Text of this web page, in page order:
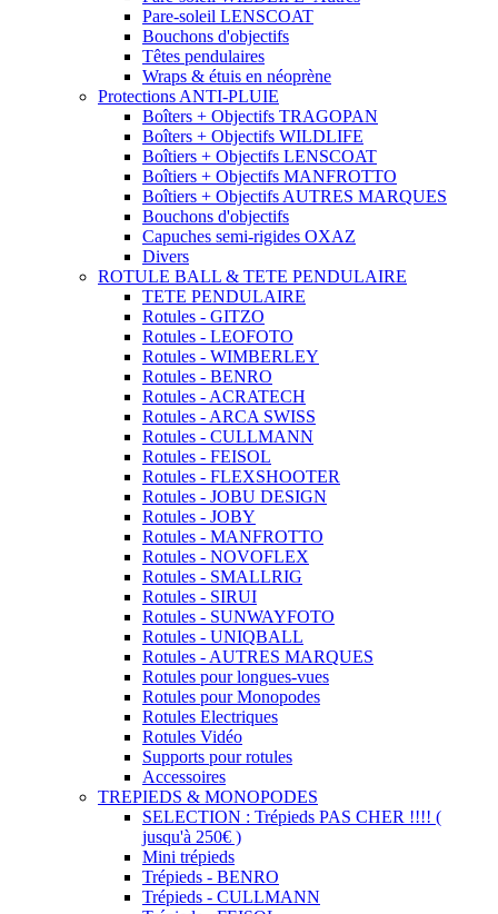
Pare-soleil LENSCOAT
Bouchons d'objectifs
Têtes pendulaires
Wraps & étuis en néoprène
Protections ANTI-PLUIE
Boîters + Objectifs TRAGOPAN
Boîters + Objectifs WILDLIFE
Boîtiers + Objectifs LENSCOAT
Boîtiers + Objectifs MANFROTTO
Boîtiers + Objectifs AUTRES MARQUES
Bouchons d'objectifs
Capuches semi-rigides OXAZ
Divers
ROTULE BALL & TETE PENDULAIRE
TETE PENDULAIRE
Rotules - GITZO
Rotules - LEOFOTO
Rotules - WIMBERLEY
Rotules - BENRO
Rotules - ACRATECH
Rotules - ARCA SWISS
Rotules - CULLMANN
Rotules - FEISOL
Rotules - FLEXSHOOTER
Rotules - JOBU DESIGN
Rotules - JOBY
Rotules - MANFROTTO
Rotules - NOVOFLEX
Rotules - SMALLRIG
Rotules - SIRUI
Rotules - SUNWAYFOTO
Rotules - UNIQBALL
Rotules - AUTRES MARQUES
Rotules pour longues-vues
Rotules pour Monopodes
Rotules Electriques
Rotules Vidéo
Supports pour rotules
Accessoires
TREPIEDS & MONOPODES
SELECTION : Trépieds PAS CHER !!!! (
jusqu'à 250€ )
Mini trépieds
Trépieds - BENRO
Trépieds - CULLMANN